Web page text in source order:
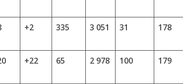
+2 335 3 051 31 178
+22 65 2 978 100 179